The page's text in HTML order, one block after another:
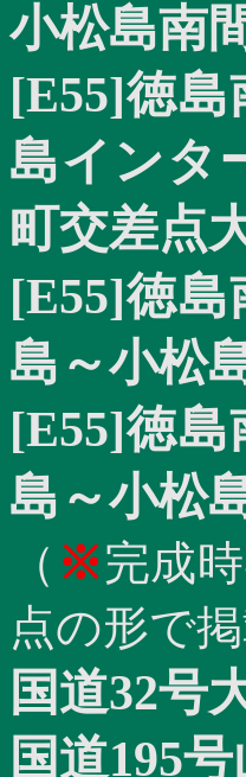
小松島南
[E55]徳島
島インタ
町交差
[E55]徳島
島～小松
[E55]徳島
島～小松
（ ※完成
点の形で
国道32号
国道195